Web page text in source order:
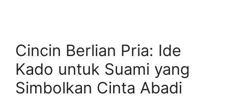
Cincin Berlian Pria: Ide
Kado untuk Suami yang
Simbolkan Cinta Abadi